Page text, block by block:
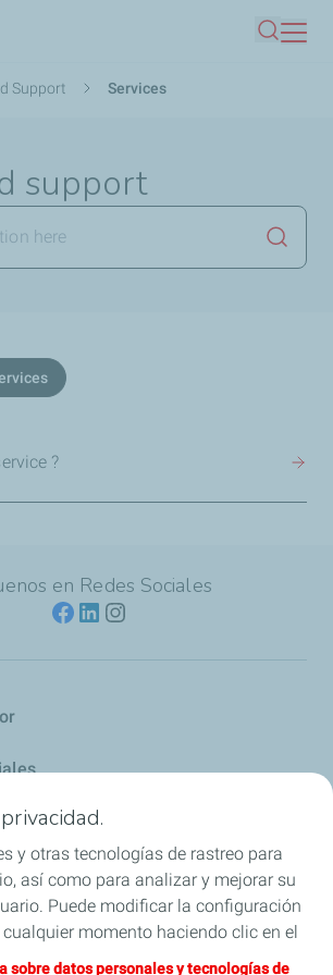
contenido
Buscar
Support Services
support
Lanzar
?
en Redes Sociales
y otras tecnologías de rastreo para
así como para analizar y mejorar su
Puede modificar la configuración
momento haciendo clic en el
(Gestionar cookies). Al hacer
sobre datos personales y tecnologías de